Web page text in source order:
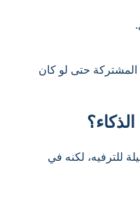
حتى لو كان
للترفيه، لكنه في